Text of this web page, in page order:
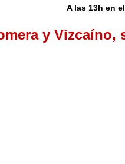
A las 13h en
y Vizcaíno,